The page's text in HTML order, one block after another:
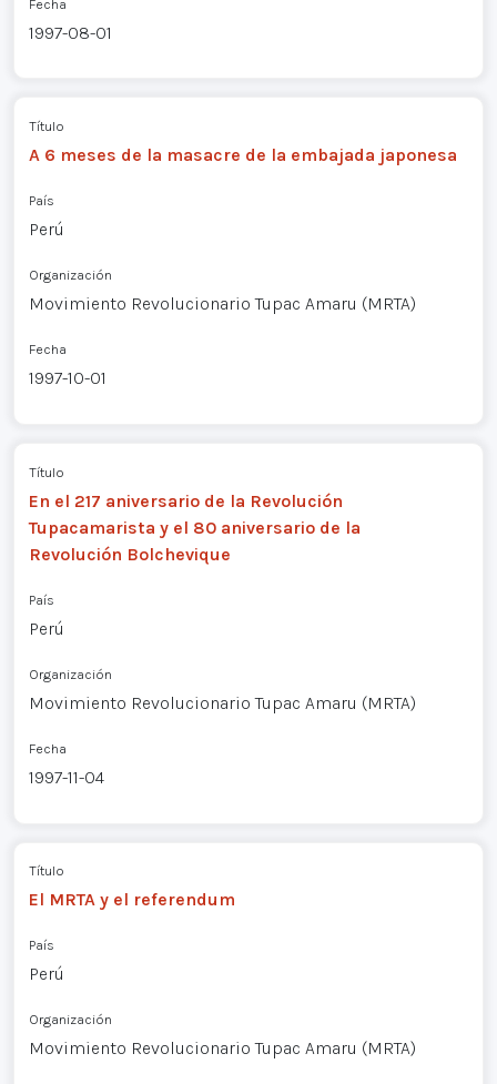
Fecha
1997-08-01
Título
A 6 meses de la masacre de la embajada japonesa
País
Perú
Organización
Movimiento Revolucionario Tupac Amaru (MRTA)
Fecha
1997-10-01
Título
En el 217 aniversario de la Revolución
Tupacamarista y el 80 aniversario de la
Revolución Bolchevique
País
Perú
Organización
Movimiento Revolucionario Tupac Amaru (MRTA)
Fecha
1997-11-04
Título
El MRTA y el referendum
País
Perú
Organización
Movimiento Revolucionario Tupac Amaru (MRTA)